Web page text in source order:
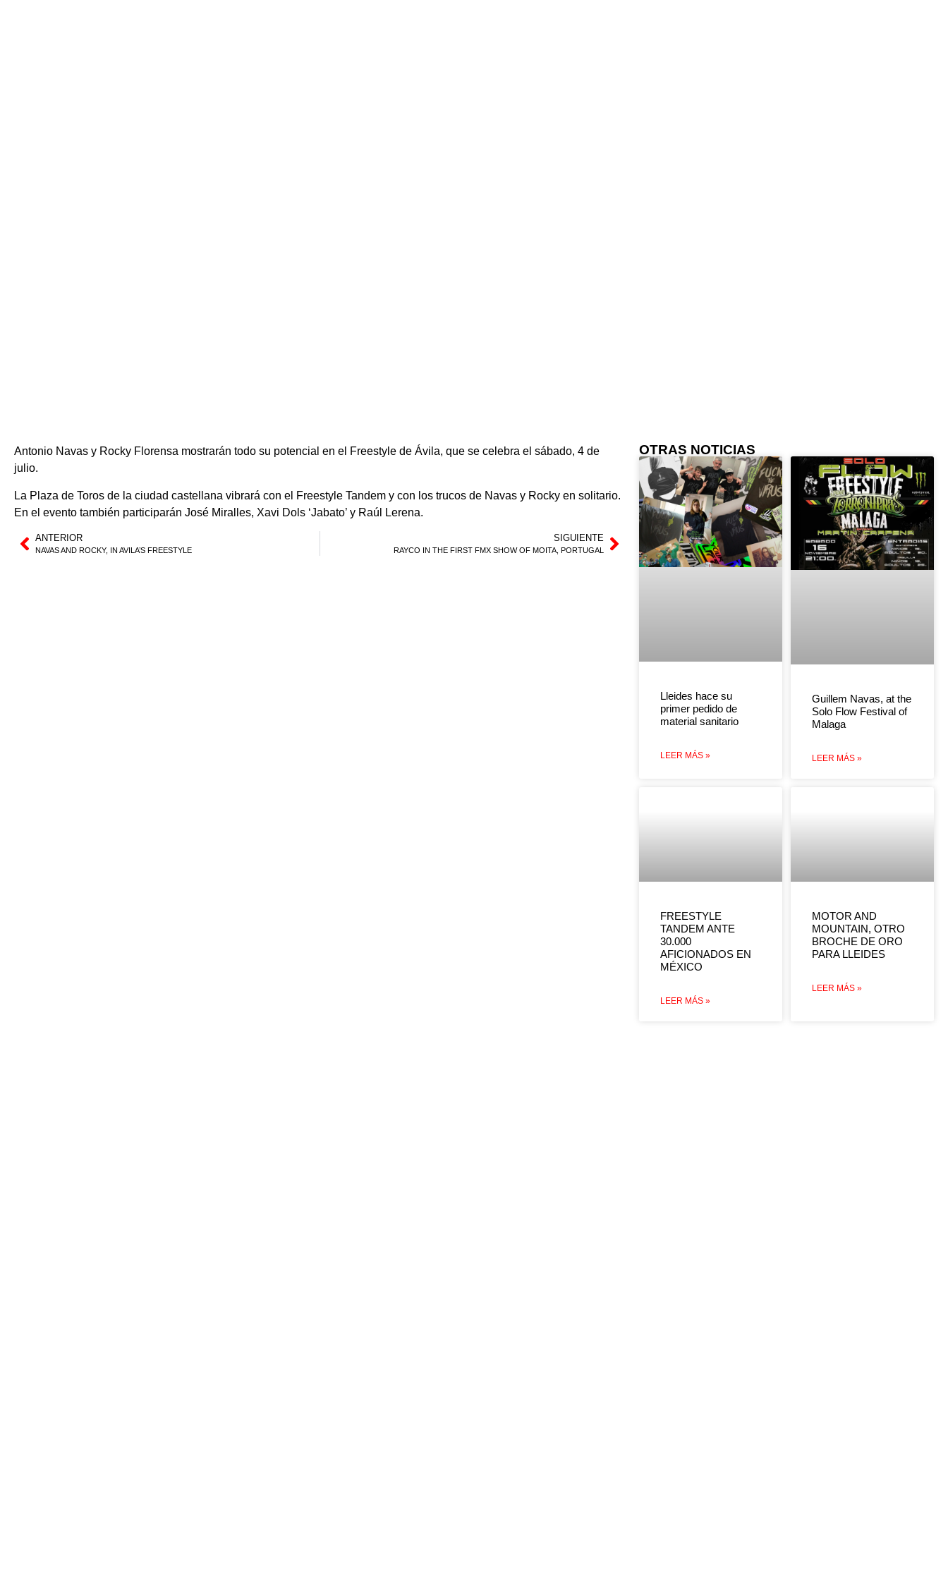
Antonio Navas y Rocky Florensa mostrarán todo su potencial en el Freestyle de Ávila, que se celebra el sábado, 4 de
julio.
La Plaza de Toros de la ciudad castellana vibrará con el Freestyle Tandem y con los trucos de Navas y Rocky en solitario.
En el evento también participarán José Miralles, Xavi Dols ‘Jabato’ y Raúl Lerena.
ANTERIOR
NAVAS AND ROCKY, IN AVILA’S FREESTYLE
SIGUIENTE
RAYCO IN THE FIRST FMX SHOW OF MOITA, PORTUGAL
OTRAS NOTICIAS
Lleides hace su
primer pedido de
material sanitario
LEER MÁS »
Guillem Navas, at the
Solo Flow Festival of
Malaga
LEER MÁS »
FREESTYLE
TANDEM ANTE
30.000
AFICIONADOS EN
MÉXICO
LEER MÁS »
MOTOR AND
MOUNTAIN, OTRO
BROCHE DE ORO
PARA LLEIDES
LEER MÁS »